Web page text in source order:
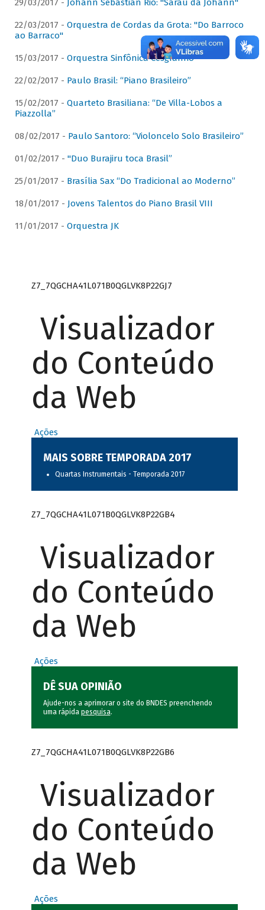
29/03/2017 - Johann Sebastian Rio: "Sarau da Johann"
22/03/2017 - Orquestra de Cordas da Grota: "Do Barroco
ao Barraco"
15/03/2017 - Orquestra Sinfônica Cesgranrio
22/02/2017 - Paulo Brasil: “Piano Brasileiro”
15/02/2017 - Quarteto Brasiliana: “De Villa-Lobos a
Piazzolla”
08/02/2017 - Paulo Santoro: “Violoncelo Solo Brasileiro”
01/02/2017 - "Duo Burajiru toca Brasil”
25/01/2017 - Brasília Sax “Do Tradicional ao Moderno”
18/01/2017 - Jovens Talentos do Piano Brasil VIII
11/01/2017 - Orquestra JK
Z7_7QGCHA41L071B0QGLVK8P22GJ7
Visualizador
do Conteúdo
da Web
Ações
MAIS SOBRE TEMPORADA 2017
Quartas Instrumentais - Temporada 2017
Z7_7QGCHA41L071B0QGLVK8P22GB4
Visualizador
do Conteúdo
da Web
Ações
DÊ SUA OPINIÃO
Ajude-nos a aprimorar o site do BNDES preenchendo
uma rápida pesquisa.
Z7_7QGCHA41L071B0QGLVK8P22GB6
Visualizador
do Conteúdo
da Web
Ações